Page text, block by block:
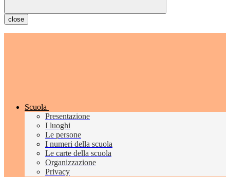
close
Scuola
Presentazione
I luoghi
Le persone
I numeri della scuola
Le carte della scuola
Organizzazione
Privacy